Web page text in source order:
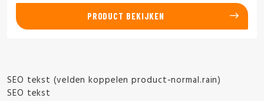
PRODUCT BEKIJKEN
SEO tekst (velden koppelen product-normal.rain)
SEO tekst